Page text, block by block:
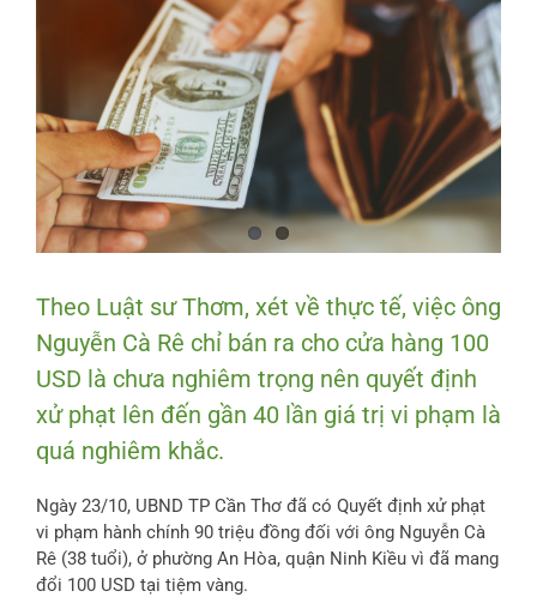
Theo Luật sư Thơm, xét về thực tế, việc ông
Nguyễn Cà Rê chỉ bán ra cho cửa hàng 100
USD là chưa nghiêm trọng nên quyết định
xử phạt lên đến gần 40 lần giá trị vi phạm là
quá nghiêm khắc.
Ngày 23/10, UBND TP Cần Thơ đã có Quyết định xử phạt
vi phạm hành chính 90 triệu đồng đối với ông Nguyễn Cà
Rê (38 tuổi), ở phường An Hòa, quận Ninh Kiều vì đã mang
đổi 100 USD tại tiệm vàng.